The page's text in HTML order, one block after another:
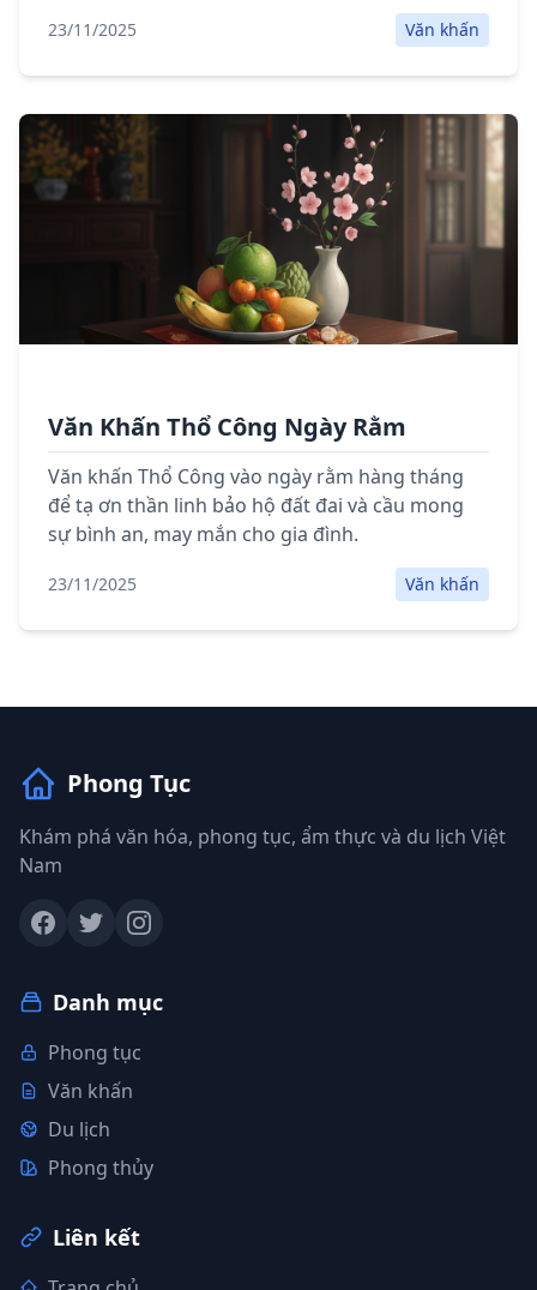
23/11/2025 Văn khấn
Văn Khấn Thổ Công Ngày Rằm
Văn khấn Thổ Công vào ngày rằm hàng tháng
để tạ ơn thần linh bảo hộ đất đai và cầu mong
sự bình an, may mắn cho gia đình.
23/11/2025 Văn khấn
Phong Tục
Khám phá văn hóa, phong tục, ẩm thực và du lịch Việt
Nam
Danh mục
Phong tục
Văn khấn
Du lịch
Phong thủy
Liên kết